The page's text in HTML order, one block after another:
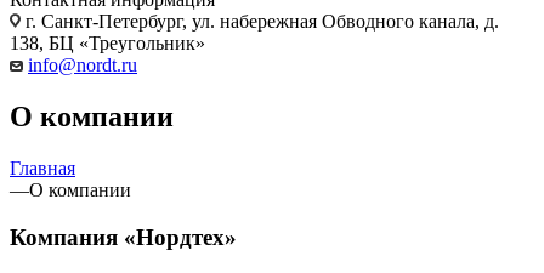
г. Санкт-Петербург, ул. набережная Обводного канала, д.
138, БЦ «Треугольник»
info@nordt.ru
О компании
Главная
—О компании
Компания «Нордтех»